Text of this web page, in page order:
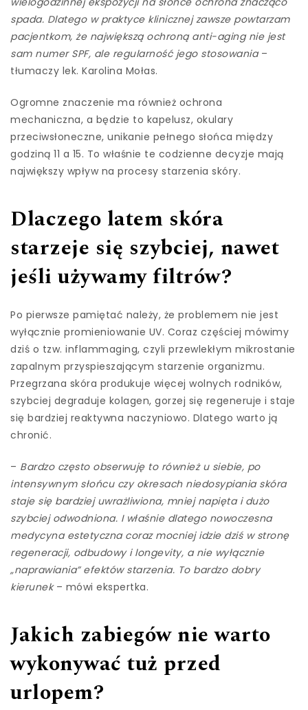
spada. Dlatego w praktyce klinicznej zawsze powtarzam
pacjentkom, że największą ochroną anti-aging nie jest
sam numer SPF, ale regularność jego stosowania–
tłumaczy lek. Karolina Mołas.
Ogromne znaczenie ma również ochrona
mechaniczna, a będzie to kapelusz, okulary
przeciwsłoneczne, unikanie pełnego słońca między
godziną 11 a 15. To właśnie te codzienne decyzje mają
największy wpływ na procesy starzenia skóry.
Dlaczego latem skóra
starzeje się szybciej, nawet
jeśli używamy filtrów?
Po pierwsze pamiętać należy, że problemem nie jest
wyłącznie promieniowanie UV. Coraz częściej mówimy
dziś o tzw. inflammaging, czyli przewlekłym mikrostanie
zapalnym przyspieszającym starzenie organizmu.
Przegrzana skóra produkuje więcej wolnych rodników,
szybciej degraduje kolagen, gorzej się regeneruje i staje
się bardziej reaktywna naczyniowo. Dlatego warto ją
chronić.
– Bardzo często obserwuję to również u siebie, po
intensywnym słońcu czy okresach niedosypiania skóra
staje się bardziej uwrażliwiona, mniej napięta i dużo
szybciej odwodniona. I właśnie dlatego nowoczesna
medycyna estetyczna coraz mocniej idzie dziś w stronę
regeneracji, odbudowy i longevity, a nie wyłącznie
„naprawiania” efektów starzenia. To bardzo dobry
kierunek– mówi ekspertka.
Jakich zabiegów nie warto
wykonywać tuż przed
urlopem?